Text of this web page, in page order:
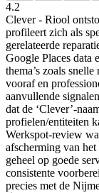
4.2
Clever - Riool
profileert zich als
gerelateerde
Google Places data
thema’s zoals
vooraf en
aanvullende
dat de ‘Clever’-
profielen/entiteiten
Werkspot-review
afscherming van
geheel op goede
consistente
precies met de